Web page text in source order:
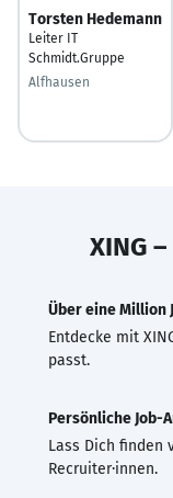
Torsten Hedemann
Leiter IT
Schmidt.Gruppe
Alfhausen
XING
Über eine Million
Entdecke mit
passt.
Persönliche Job-
Lass Dich finden
Recruiter·innen.